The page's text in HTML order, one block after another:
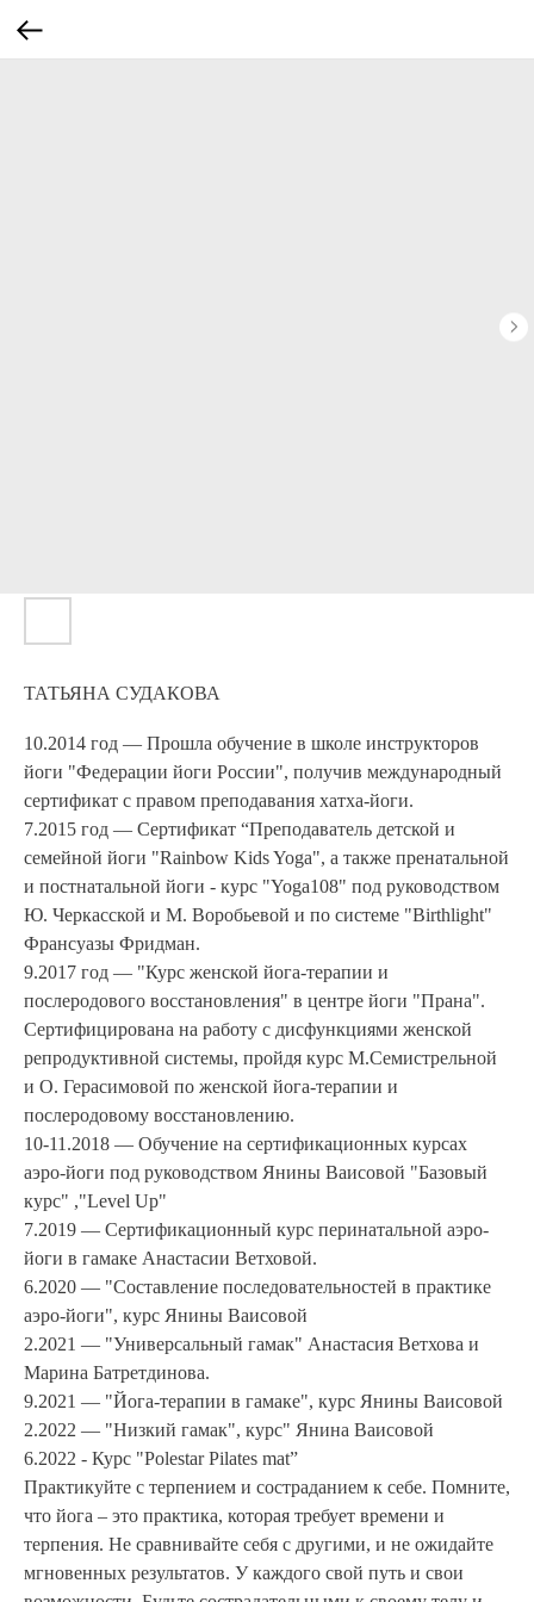
ТАТЬЯНА СУДАКОВА
10.2014 год — Прошла обучение в школе инструкторов
йоги "Федерации йоги России", получив международный
сертификат с правом преподавания хатха-йоги.
7.2015 год — Сертификат “Преподаватель детской и
семейной йоги "Rainbow Kids Yoga", а также пренатальной
и постнатальной йоги - курс "Yoga108" под руководством
Ю. Черкасской и М. Воробьевой и по системе "Birthlight"
Франсуазы Фридман.
9.2017 год — "Курс женской йога-терапии и
послеродового восстановления" в центре йоги "Прана".
Сертифицирована на работу с дисфункциями женской
репродуктивной системы, пройдя курс М.Семистрельной
и О. Герасимовой по женской йога-терапии и
послеродовому восстановлению.
10-11.2018 — Обучение на сертификационных курсах
аэро-йоги под руководством Янины Ваисовой "Базовый
курс" ,"Level Up"
7.2019 — Сертификационный курс перинатальной аэро-
йоги в гамаке Анастасии Ветховой.
6.2020 — "Составление последовательностей в практике
аэро-йоги", курс Янины Ваисовой
2.2021 — "Универсальный гамак" Анастасия Ветхова и
Марина Батретдинова.
9.2021 — "Йога-терапии в гамаке", курс Янины Ваисовой
2.2022 — "Низкий гамак", курс" Янина Ваисовой
6.2022 - Курс "Polestar Pilates mat”
Практикуйте с терпением и состраданием к себе. Помните,
что йога – это практика, которая требует времени и
терпения. Не сравнивайте себя с другими, и не ожидайте
мгновенных результатов. У каждого свой путь и свои